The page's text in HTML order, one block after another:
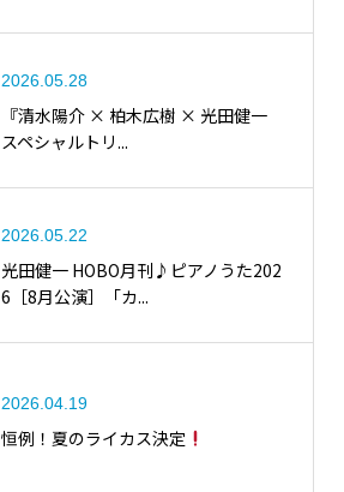
2026.05.28
『清水陽介 × 柏木広樹 × 光田健一
スペシャルトリ...
2026.05.22
光田健一 HOBO月刊♪ピアノうた202
6［8月公演］「カ...
2026.04.19
恒例！夏のライカス決定